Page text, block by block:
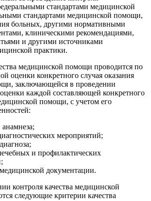
стандартами медицинской
стандартами медицинской помощи,
больных, другими нормативными
клиническими рекомендациями,
и другими источниками
практики.
медицинской помощи проводится по
оценки конкретного случая оказания
заключающейся в проведении
каждой составляющей конкретного
помощи, с учетом его
мероприятий;
и профилактических
документации.
контроля качества медицинской
следующие критерии качества